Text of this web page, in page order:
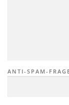
ANTI-SPAM-